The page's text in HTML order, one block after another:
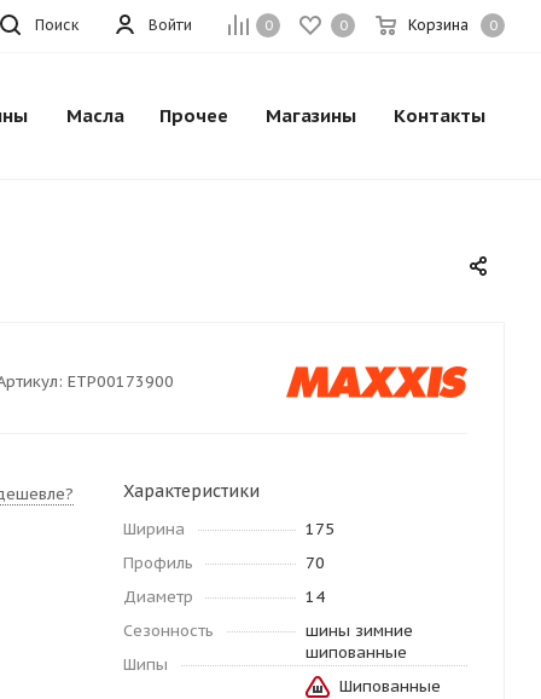
0 0 Корзина 0
Войти
Поиск
Масла Прочее Магазины Контакты
ETP00173900
Характеристики
Ширина
175
Профиль
70
Диаметр
14
Сезонность
шины зимние
шипованные
Шипы
Шипованные